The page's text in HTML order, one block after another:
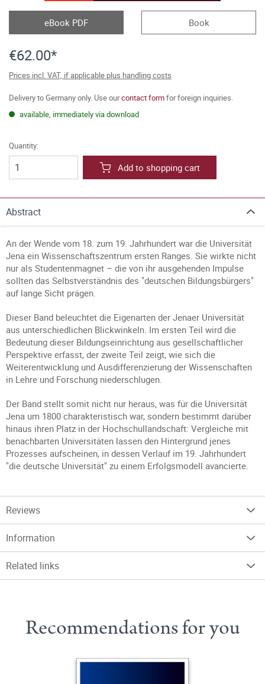
eBook PDF Book
€62.00*
Prices incl. VAT, if applicable plus handling costs
Delivery to Germany only. Use ourcontact formfor foreign inquiries.
available, immediately via download
Quantity:
Add to shopping cart
Abstract
An der Wende vom 18. zum 19. Jahrhundert war die Universität
Jena ein Wissenschaftszentrum ersten Ranges. Sie wirkte nicht
nur als Studentenmagnet – die von ihr ausgehenden Impulse
sollten das Selbstverständnis des "deutschen Bildungsbürgers"
auf lange Sicht prägen.
Dieser Band beleuchtet die Eigenarten der Jenaer Universität
aus unterschiedlichen Blickwinkeln. Im ersten Teil wird die
Bedeutung dieser Bildungseinrichtung aus gesellschaftlicher
Perspektive erfasst, der zweite Teil zeigt, wie sich die
Weiterentwicklung und Ausdifferenzierung der Wissenschaften
in Lehre und Forschung niederschlugen.
Der Band stellt somit nicht nur heraus, was für die Universität
Jena um 1800 charakteristisch war, sondern bestimmt darüber
hinaus ihren Platz in der Hochschullandschaft: Vergleiche mit
benachbarten Universitäten lassen den Hintergrund jenes
Prozesses aufscheinen, in dessen Verlauf im 19. Jahrhundert
"die deutsche Universität" zu einem Erfolgsmodell avancierte.
Reviews
Information
Related links
Recommendations for you